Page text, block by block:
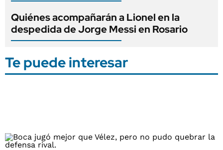
Quiénes acompañarán a Lionel en la
despedida de Jorge Messi en Rosario
Te puede interesar